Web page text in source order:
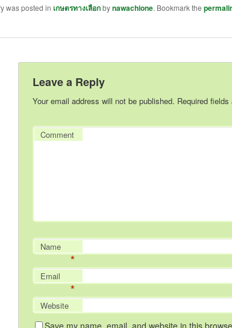
was posted in เกษตรทางเลือกbynawachione. Bookmark the
Leave a Reply
Your email address will not be published. Required
Comment
Name
*
Email
*
Website
Save my name, email, and website in this